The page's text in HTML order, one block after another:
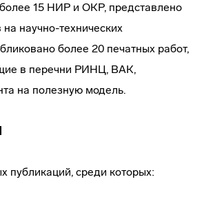
15 НИР и ОКР, представлено
научно-технических
более 20 печатных работ,
в перечни РИНЦ, ВАК,
на полезную модель.
публикаций, среди которых: